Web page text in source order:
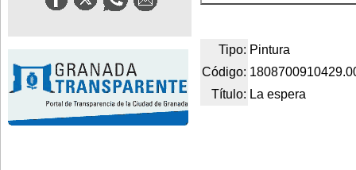
Tipo: Pintura
Código:
Título: La espera